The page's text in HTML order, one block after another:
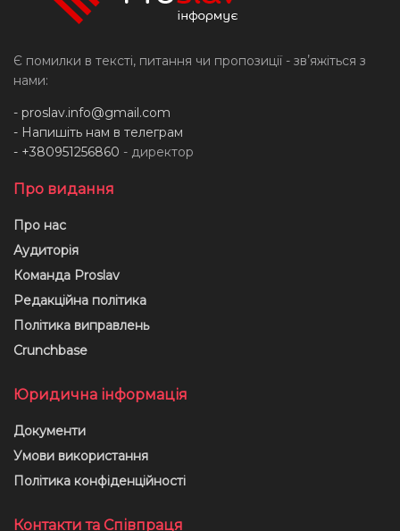
Є помилки в тексті, питання чи пропозиції - звʼяжіться з
нами:
- proslav.info@gmail.com
- Напишіть нам в телеграм
- +380951256860 - директор
Про видання
Про нас
Аудиторія
Команда Proslav
Редакційна політика
Політика виправлень
Crunchbase
Юридична інформація
Документи
Умови використання
Політика конфіденційності
Контакти та Співпраця